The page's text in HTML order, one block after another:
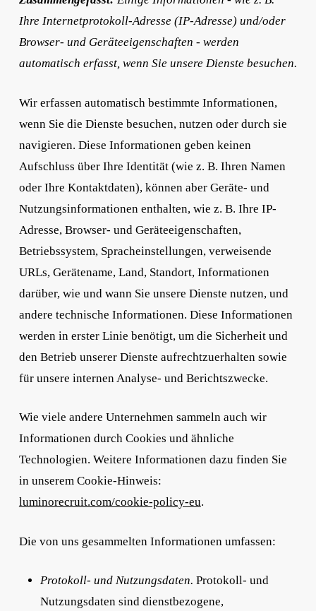
Ihre Internetprotokoll-Adresse (IP-Adresse) und/oder
Browser- und Geräteeigenschaften - werden
automatisch erfasst, wenn Sie unsere Dienste besuchen.
Wir erfassen automatisch bestimmte Informationen,
wenn Sie die Dienste besuchen, nutzen oder durch sie
navigieren. Diese Informationen geben keinen
Aufschluss über Ihre Identität (wie z. B. Ihren Namen
oder Ihre Kontaktdaten), können aber Geräte- und
Nutzungsinformationen enthalten, wie z. B. Ihre IP-
Adresse, Browser- und Geräteeigenschaften,
Betriebssystem, Spracheinstellungen, verweisende
URLs, Gerätename, Land, Standort, Informationen
darüber, wie und wann Sie unsere Dienste nutzen, und
andere technische Informationen. Diese Informationen
werden in erster Linie benötigt, um die Sicherheit und
den Betrieb unserer Dienste aufrechtzuerhalten sowie
für unsere internen Analyse- und Berichtszwecke.
Wie viele andere Unternehmen sammeln auch wir
Informationen durch Cookies und ähnliche
Technologien. Weitere Informationen dazu finden Sie
in unserem Cookie-Hinweis:
luminorecruit.com/cookie-policy-eu.
Die von uns gesammelten Informationen umfassen:
Protokoll- und Nutzungsdaten. Protokoll- und
Nutzungsdaten sind dienstbezogene,